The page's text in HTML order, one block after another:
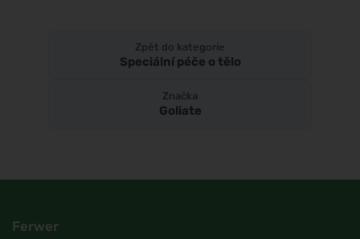
Zpět do kategorie
Speciální péče o tělo
Značka
Goliate
Ferwer